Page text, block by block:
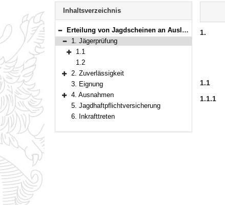
BAYERN.RECHT
letzten
Navigation
Inhaltsverzeichnis
Bereich reduzieren
Erteilung von Jagdscheinen an Ausländer
Bereich reduzieren
1. Jägerprüfung
Bereich erweitern
1.1
1.2
Bereich erweitern
2. Zuverlässigkeit
3. Eignung
Bereich erweitern
4. Ausnahmen
5. Jagdhaftpflichtversicherung
6. Inkrafttreten
1.
1.1
1.1.1